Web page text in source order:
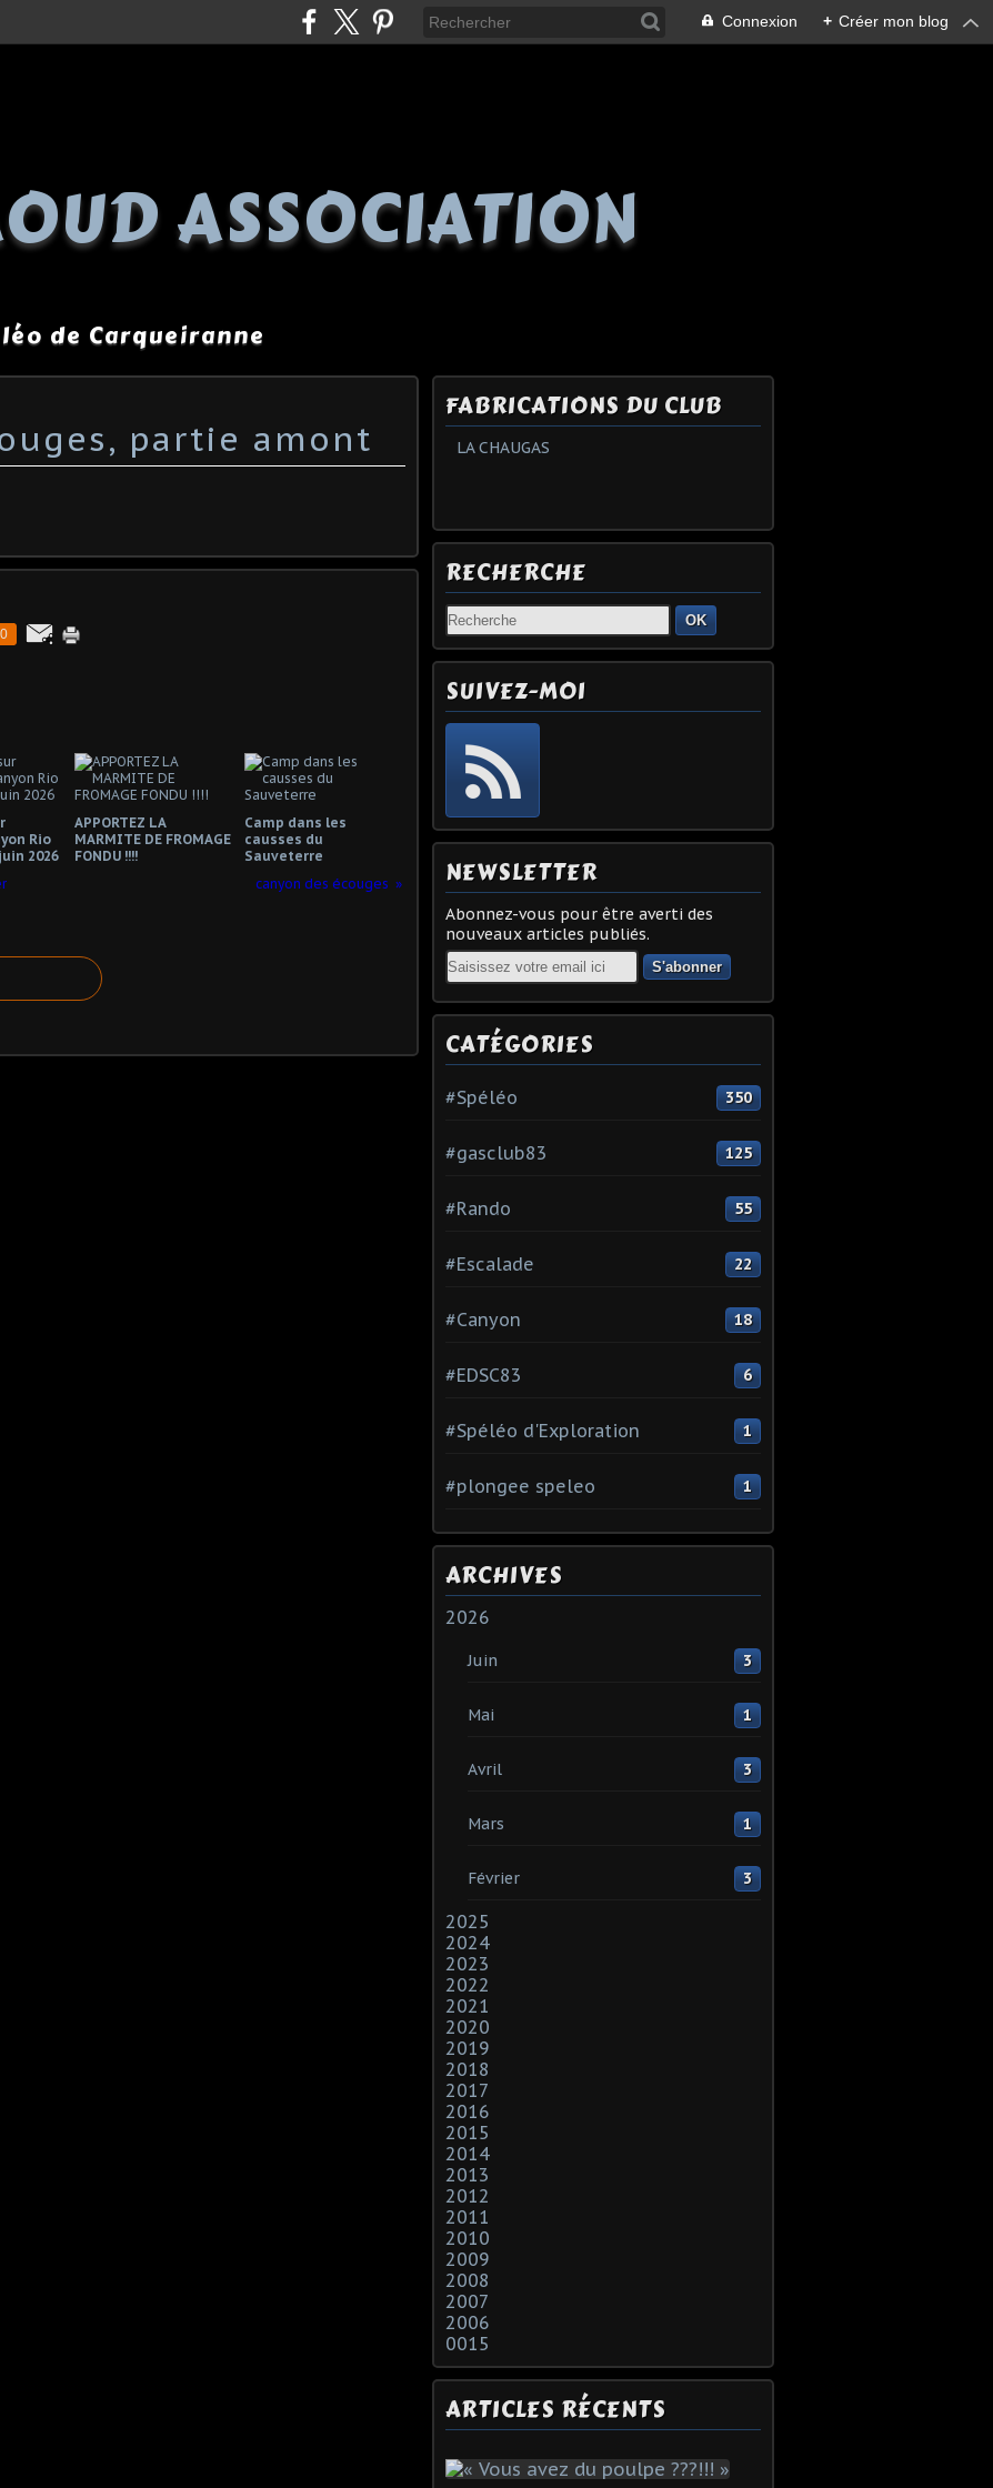
Connexion + Créer mon blog
ASSOCIATION
de Carqueiranne
partie amont
0
Rio
2026
APPORTEZ LA
MARMITE DE FROMAGE
FONDU !!!!
Camp dans les
causses du
Sauveterre
canyon des écouges
FABRICATIONS DU CLUB
LA CHAUGAS
RECHERCHE
OK
SUIVEZ-MOI
NEWSLETTER
Abonnez-vous pour être averti des
nouveaux articles publiés.
Email
CATÉGORIES
#Spéléo 350
#gasclub83 125
#Rando 55
#Escalade 22
#Canyon 18
#EDSC83 6
#Spéléo d'Exploration 1
#plongee speleo 1
ARCHIVES
2026
Juin 3
Mai 1
Avril 3
Mars 1
Février 3
2025
2024
2023
2022
2021
2020
2019
2018
2017
2016
2015
2014
2013
2012
2011
2010
2009
2008
2007
2006
0015
ARTICLES RÉCENTS